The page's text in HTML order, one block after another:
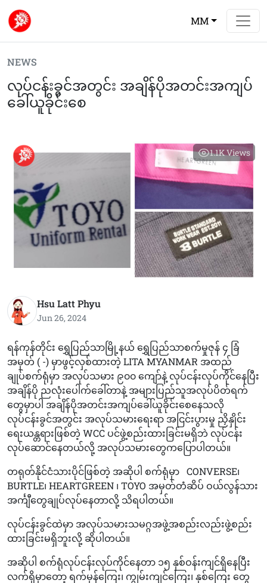
MM
NEWS
လုပ်ငန်းခွင်အတွင်း အချိန်ပိုအတင်းအကျပ်
ခေါ်ယူခိုင်းစေ
1.1KViews
Hsu Latt Phyu
Jun 26, 2024
ရန်ကုန်တိုင်း ရွှေပြည်သာမြို့နယ် ရွှေပြည်သာစက်မှုဇုန် ၄ ခြံ
အမှတ် ( -) မှာဖွင့်လှစ်ထားတဲ့ LITA MYANMAR အထည်
ချုပ်စက်ရုံမှာ အလုပ်သမား ၉၀၀ ကျော်နဲ့ လုပ်ငန်းလုပ်ကိုင်နေပြီး
အချိန်ပို ညလုံးပေါက်ခေါ်တာနဲ့ အများပြည်သူအလုပ်ပိတ်ရက်
တွေမှာပါ အချိန်ပိုအတင်းအကျပ်ခေါ်ယူခိုင်းစေနေသလို
လုပ်ငန်းခွင်အတွင်း အလုပ်သမားရေးရာ အငြင်းပွားမှု ညှိနှိုင်း
ရေးယန္တရားဖြစ်တဲ့ WCC ပင်ဖွဲ့စည်းထားခြင်းမရှိဘဲ လုပ်ငန်း
လုပ်ဆောင်နေတယ်လို့ အလုပ်သမားတွေကပြောပါတယ်။
တရုတ်နိုင်ငံသားပိုင်ဖြစ်တဲ့ အဆိုပါ စက်ရုံမှာ CONVERSE၊
BURTLE၊ HEARTGREEN ၊ TOYO အမှတ်တံဆိပ် ဝယ်လွန်သား
အင်္ကျီတွေချုပ်လုပ်နေတာလို့ သိရပါတယ်။
လုပ်ငန်းခွင်ထဲမှာ အလုပ်သမားသမဂ္ဂအဖွဲ့အစည်းလည်းဖွဲ့စည်း
ထားခြင်းမရှိဘူးလို့ ဆိုပါတယ်။
အဆိုပါ စက်ရုံလုပ်ငန်းလုပ်ကိုင်နေတာ ၁၅ နှစ်ဝန်းကျင်ရှိနေပြီး
လက်ရှိမှာတော့ ရက်မှန်ကြေး၊ ကျွမ်းကျင်ကြေး၊ နှစ်ကြေး တွေ